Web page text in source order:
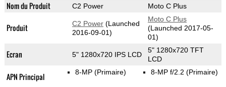
Nom du Produit C2 Power Moto C Plus
Produit C2 Power(Launched
2016-09-01)
Moto C Plus
(Launched 2017-05-
01)
Ecran 5" 1280x720 IPS LCD
5" 1280x720 TFT
LCD
APN Principal 8-MP (Primaire) 8-MP f/2.2 (Primaire)